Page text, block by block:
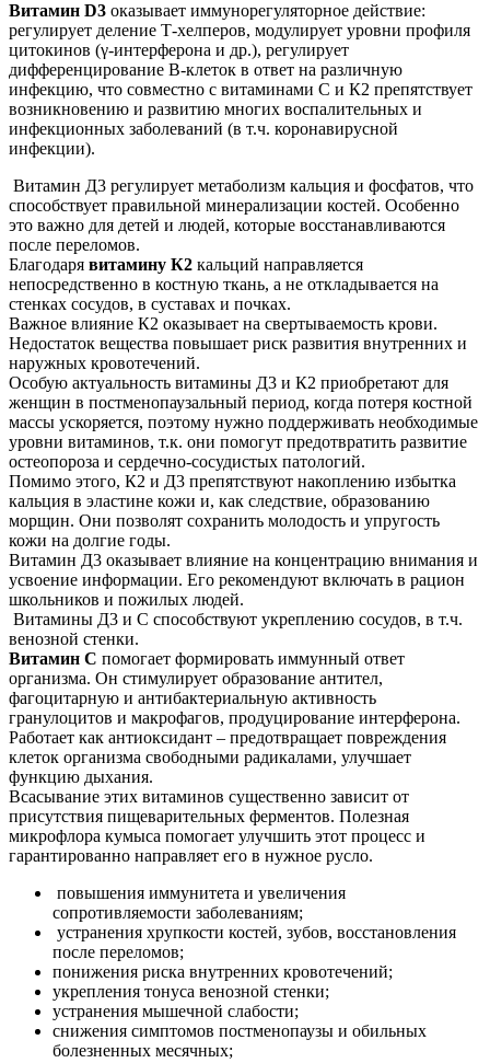
Витамин D3 оказывает иммунорегуляторное действие:
регулирует деление Т-хелперов, модулирует уровни профиля
цитокинов (γ-интерферона и др.), регулирует
дифференцирование В-клеток в ответ на различную
инфекцию, что совместно с витаминами С и К2 препятствует
возникновению и развитию многих воспалительных и
инфекционных заболеваний (в т.ч. коронавирусной
инфекции).
Витамин Д3 регулирует метаболизм кальция и фосфатов, что
способствует правильной минерализации костей. Особенно
это важно для детей и людей, которые восстанавливаются
после переломов.
Благодаря витамину К2 кальций направляется
непосредственно в костную ткань, а не откладывается на
стенках сосудов, в суставах и почках.
Важное влияние К2 оказывает на свертываемость крови.
Недостаток вещества повышает риск развития внутренних и
наружных кровотечений.
Особую актуальность витамины Д3 и К2 приобретают для
женщин в постменопаузальный период, когда потеря костной
массы ускоряется, поэтому нужно поддерживать необходимые
уровни витаминов, т.к. они помогут предотвратить развитие
остеопороза и сердечно-сосудистых патологий.
Помимо этого, К2 и Д3 препятствуют накоплению избытка
кальция в эластине кожи и, как следствие, образованию
морщин. Они позволят сохранить молодость и упругость
кожи на долгие годы.
Витамин Д3 оказывает влияние на концентрацию внимания и
усвоение информации. Его рекомендуют включать в рацион
школьников и пожилых людей.
Витамины Д3 и С способствуют укреплению сосудов, в т.ч.
венозной стенки.
Витамин С помогает формировать иммунный ответ
организма. Он стимулирует образование антител,
фагоцитарную и антибактериальную активность
гранулоцитов и макрофагов, продуцирование интерферона.
Работает как антиоксидант – предотвращает повреждения
клеток организма свободными радикалами, улучшает
функцию дыхания.
Всасывание этих витаминов существенно зависит от
присутствия пищеварительных ферментов. Полезная
микрофлора кумыса помогает улучшить этот процесс и
гарантированно направляет его в нужное русло.
повышения иммунитета и увеличения
сопротивляемости заболеваниям;
устранения хрупкости костей, зубов, восстановления
после переломов;
понижения риска внутренних кровотечений;
укрепления тонуса венозной стенки;
устранения мышечной слабости;
снижения симптомов постменопаузы и обильных
болезненных месячных;